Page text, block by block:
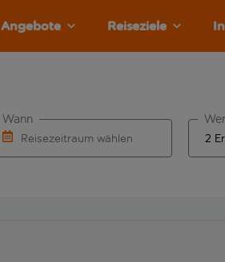
Angebote Reiseziele
Reisezeitraum wählen
Wann Wer